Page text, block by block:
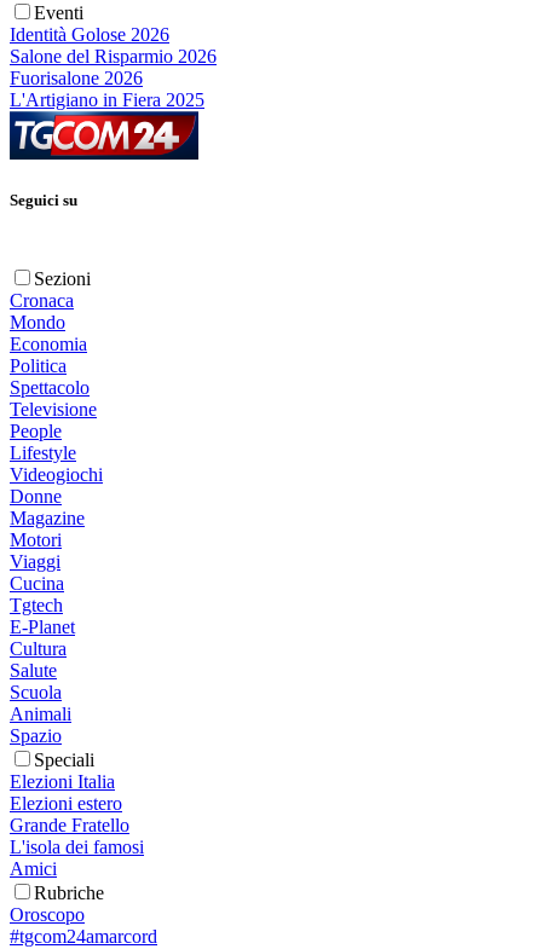
Eventi
Identità Golose 2026
Salone del Risparmio 2026
Fuorisalone 2026
L'Artigiano in Fiera 2025
Seguici su
Sezioni
Cronaca
Mondo
Economia
Politica
Spettacolo
Televisione
People
Lifestyle
Videogiochi
Donne
Magazine
Motori
Viaggi
Cucina
Tgtech
E-Planet
Cultura
Salute
Scuola
Animali
Spazio
Speciali
Elezioni Italia
Elezioni estero
Grande Fratello
L'isola dei famosi
Amici
Rubriche
Oroscopo
#tgcom24amarcord